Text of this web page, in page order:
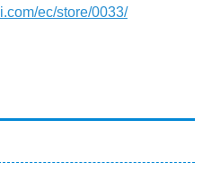
ec/store/0033/